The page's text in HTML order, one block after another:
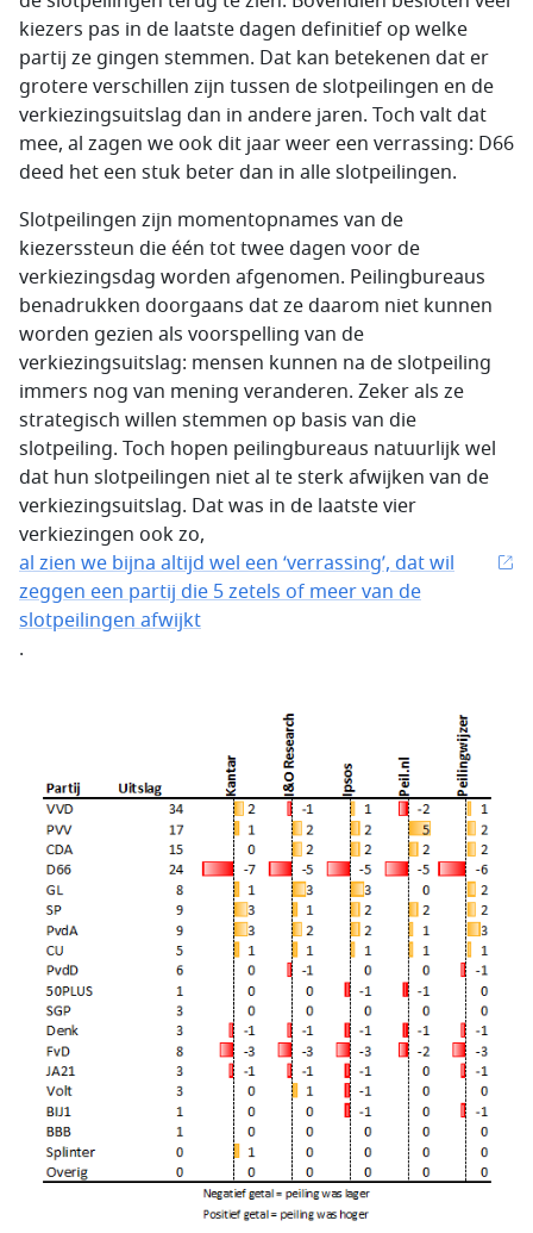
kiezers pas in de laatste dagen definitief op welke
partij ze gingen stemmen. Dat kan betekenen dat er
grotere verschillen zijn tussen de slotpeilingen en de
verkiezingsuitslag dan in andere jaren. Toch valt dat
mee, al zagen we ook dit jaar weer een verrassing: D66
deed het een stuk beter dan in alle slotpeilingen.
Slotpeilingen zijn momentopnames van de
kiezerssteun die één tot twee dagen voor de
verkiezingsdag worden afgenomen. Peilingbureaus
benadrukken doorgaans dat ze daarom niet kunnen
worden gezien als voorspelling van de
verkiezingsuitslag: mensen kunnen na de slotpeiling
immers nog van mening veranderen. Zeker als ze
strategisch willen stemmen op basis van die
slotpeiling. Toch hopen peilingbureaus natuurlijk wel
dat hun slotpeilingen niet al te sterk afwijken van de
verkiezingsuitslag. Dat was in de laatste vier
verkiezingen ook zo,
al zien we bijna altijd wel een ‘verrassing’, dat wil
zeggen een partij die 5 zetels of meer van de
slotpeilingen afwijkt
.